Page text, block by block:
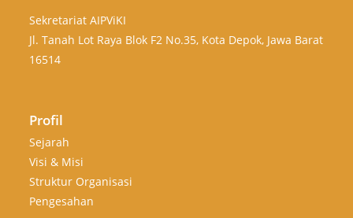
Sekretariat AIPViKI
Jl. Tanah Lot Raya Blok F2 No.35, Kota Depok, Jawa Barat
16514
Profil
Sejarah
Visi & Misi
Struktur Organisasi
Pengesahan